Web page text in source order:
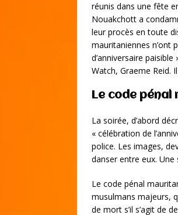
réunis dans une fête
Nouakchott a
leur procès en toute
mauritaniennes n’ont
d’anniversaire
Watch, Graeme Reid.
Le code
La soirée, d’abord
« célébration de
police. Les images,
danser entre eux.
Le code pénal
musulmans majeurs,
de mort s’il s’agit de